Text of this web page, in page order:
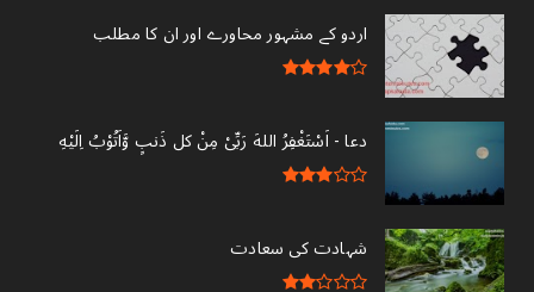
اردو کے مشہور محاورے اور ان کا مطلب
دعا - ‎اَسْتَغْفِرُ اللهَ رَبِّىْ مِنْ کل ذَنبٍ وَّاَتُوْبُ اِلَيْهِ
شہادت کی سعادت